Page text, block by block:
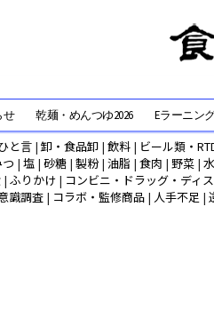
せ 乾麺・めんつゆ2026 Eラーニン
と言 |卸・食品卸 | 飲料 | ビール類・
| 塩 | 砂糖 | 製粉| 油脂 | 食肉 | 野菜 |
| ふりかけ | コンビニ・ドラッグ・ディ
識調査 | コラボ・監修商品 | 人手不足 |